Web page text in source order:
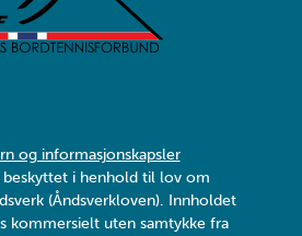
og informasjonskapsler
i henhold til lov om
(Åndsverkloven). Innholdet
kommersielt uten samtykke fra